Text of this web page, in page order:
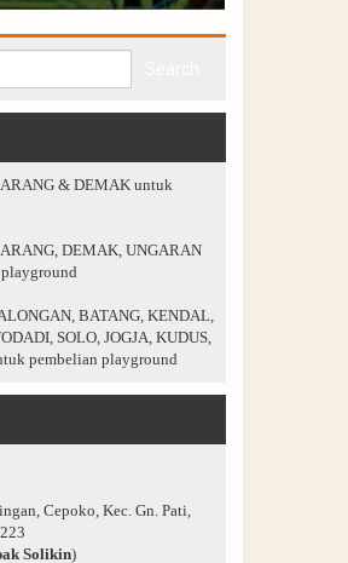
& DEMAK untuk
DEMAK, UNGARAN
BATANG, KENDAL,
SOLO, JOGJA, KUDUS,
pembelian playground
Cepoko, Kec. Gn. Pati,
Solikin)